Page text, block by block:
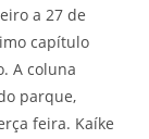
a 27 de
capítulo
A coluna
parque,
feira. Kaíke